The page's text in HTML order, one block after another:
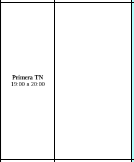
Primera TN
19:00 a 20:00